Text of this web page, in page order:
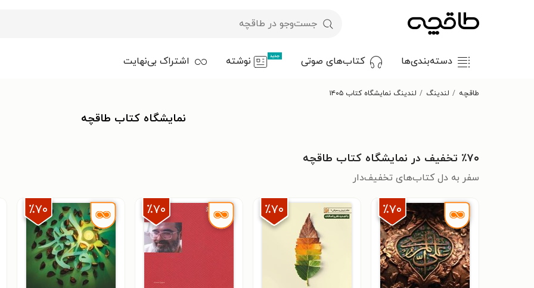
دسته‌بندی‌ها کتاب‌های صوتی جدید نوشته اشتراک بی‌نهایت
طاقچه لندینگ لندینگ نمایشگاه کتاب ۱۴۰۵
نمایشگاه کتاب طاقچه
٪۷۰ تخفیف در نمایشگاه کتاب طاقچه
سفر به دل کتاب‌های تخفیف‌دار
٪۷۰ ٪۷۰ ٪۷۰ ٪۷۰